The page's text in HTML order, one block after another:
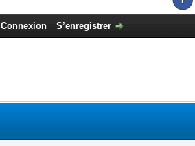
Connexion S’enregistrer